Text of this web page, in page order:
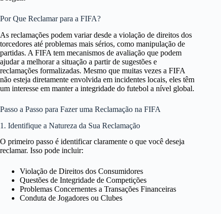
Por Que Reclamar para a FIFA?
As reclamações podem variar desde a violação de direitos dos
torcedores até problemas mais sérios, como manipulação de
partidas. A FIFA tem mecanismos de avaliação que podem
ajudar a melhorar a situação a partir de sugestões e
reclamações formalizadas. Mesmo que muitas vezes a FIFA
não esteja diretamente envolvida em incidentes locais, eles têm
um interesse em manter a integridade do futebol a nível global.
Passo a Passo para Fazer uma Reclamação na FIFA
1. Identifique a Natureza da Sua Reclamação
O primeiro passo é identificar claramente o que você deseja
reclamar. Isso pode incluir:
Violação de Direitos dos Consumidores
Questões de Integridade de Competições
Problemas Concernentes a Transações Financeiras
Conduta de Jogadores ou Clubes